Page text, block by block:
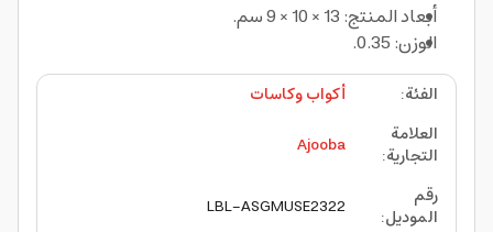
أبعاد المنتج: 13 × 10 × 9 سم.
الوزن: 0.35.
الفئة:
أكواب وكاسات
العلامة
التجارية:
Ajooba
رقم
الموديل:
LBL-ASGMUSE2322